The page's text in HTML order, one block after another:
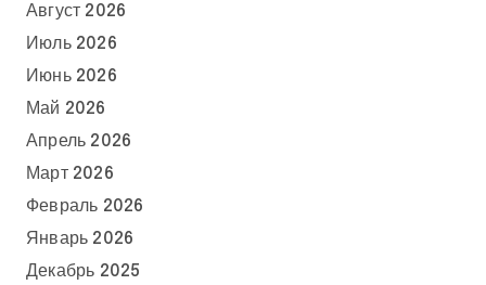
Август 2026
Июль 2026
Июнь 2026
Май 2026
Апрель 2026
Март 2026
Февраль 2026
Январь 2026
Декабрь 2025